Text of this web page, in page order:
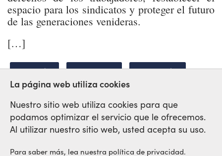
espacio para los sindicatos y proteger el futuro
de las generaciones venideras.
[…]
PAKISTÁN DERECHOS REPRESIÓN
Red Sindical Internacional
La página web utiliza cookies
Nuestro sitio web utiliza cookies para que
podamos optimizar el servicio que le ofrecemos.
Al utilizar nuestro sitio web, usted acepta su uso.
Para saber más, lea nuestra política de privacidad.